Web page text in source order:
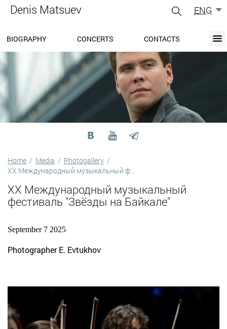
Denis Matsuev ENG
BIOGRAPHY CONCERTS
CONTACTS
BIOGRAPHY
CONCERTS
BLOG
DISCOGRAPHY
PRESS-CENTER
Home / Media / Photogallery /
XX Международный музыкальный ф...
XX Международный музыкальный
фестиваль "Звёзды на Байкале"
September 7 2025
Photographer E. Evtukhov